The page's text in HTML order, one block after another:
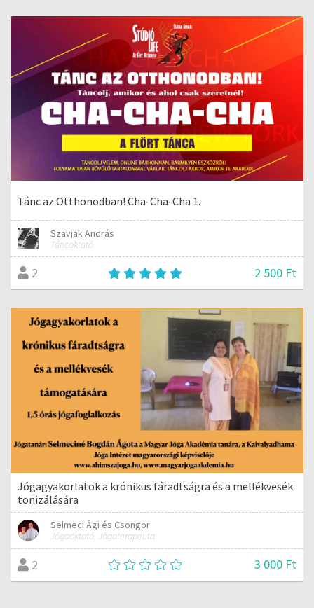
Tánc az Otthonodban! Cha-Cha-Cha 1.
Szavják András
Táncoktató
2 2 500 Ft
Jógagyakorlatok a krónikus fáradtságra és a mellékvesék
tonizálására
Selmeci Ági és Csongor
Jógaoktató, Jógaterapeuta
2 3 000 Ft